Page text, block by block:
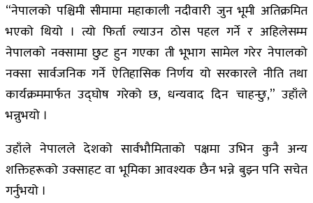
“नेपालको पश्चिमी सीमामा महाकाली नदीवारी जुन भूमी अतिक्रमित
भएको थियो । त्यो फिर्ता ल्याउन ठोस पहल गर्ने र अहिलेसम्म
नेपालको नक्सामा छुट हुन गएका ती भूभाग सामेल गरेर नेपालको
नक्सा सार्वजनिक गर्ने ऐतिहासिक निर्णय यो सरकारले नीति तथा
कार्यक्रममार्फत उद्घोष गरेको छ, धन्यवाद दिन चाहन्छु,” उहाँले
भन्नुभयो ।
उहाँले नेपालले देशको सार्वभौमिताको पक्षमा उभिन कुनै अन्य
शक्तिहरूको उक्साहट वा भूमिका आवश्यक छैन भन्ने बुझ्न पनि सचेत
गर्नुभयो ।